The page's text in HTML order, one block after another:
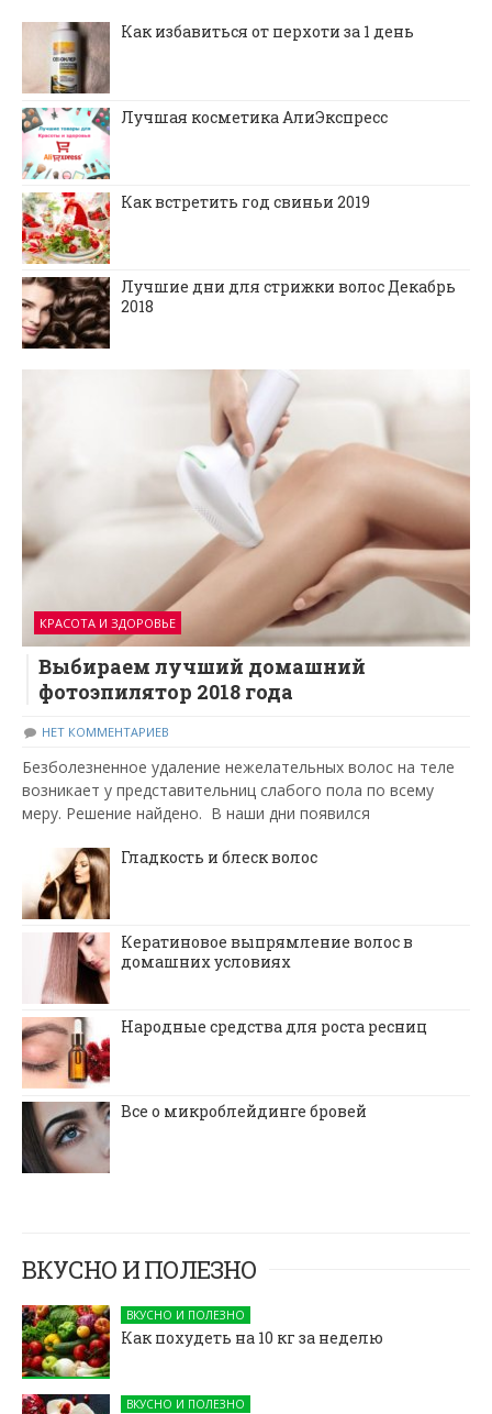
Как избавиться от перхоти за 1 день
Лучшая косметика АлиЭкспресс
Как встретить год свиньи 2019
Лучшие дни для стрижки волос Декабрь
2018
КРАСОТА И ЗДОРОВЬЕ
Выбираем лучший домашний
фотоэпилятор 2018 года
НЕТ КОММЕНТАРИЕВ
Безболезненное удаление нежелательных волос на теле
возникает у представительниц слабого пола по всему
меру. Решение найдено. В наши дни появился
Гладкость и блеск волос
Кератиновое выпрямление волос в
домашних условиях
Народные средства для роста ресниц
Все о микроблейдинге бровей
ВКУСНО И ПОЛЕЗНО
ВКУСНО И ПОЛЕЗНО
Как похудеть на 10 кг за неделю
ВКУСНО И ПОЛЕЗНО